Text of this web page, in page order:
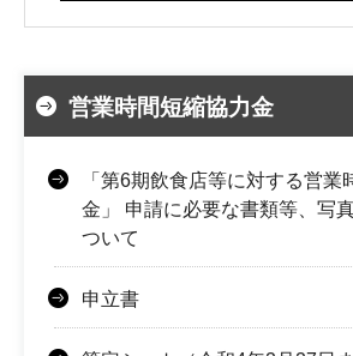
営業時間短縮協力金
「第6期飲食店等に対する営業
金」 申請に必要な書類等、写
ついて
申立書